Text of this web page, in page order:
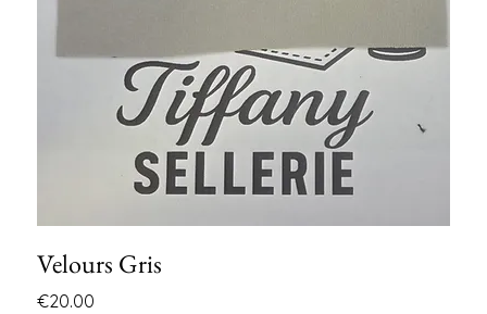
Velours Gris
Price
€20.00